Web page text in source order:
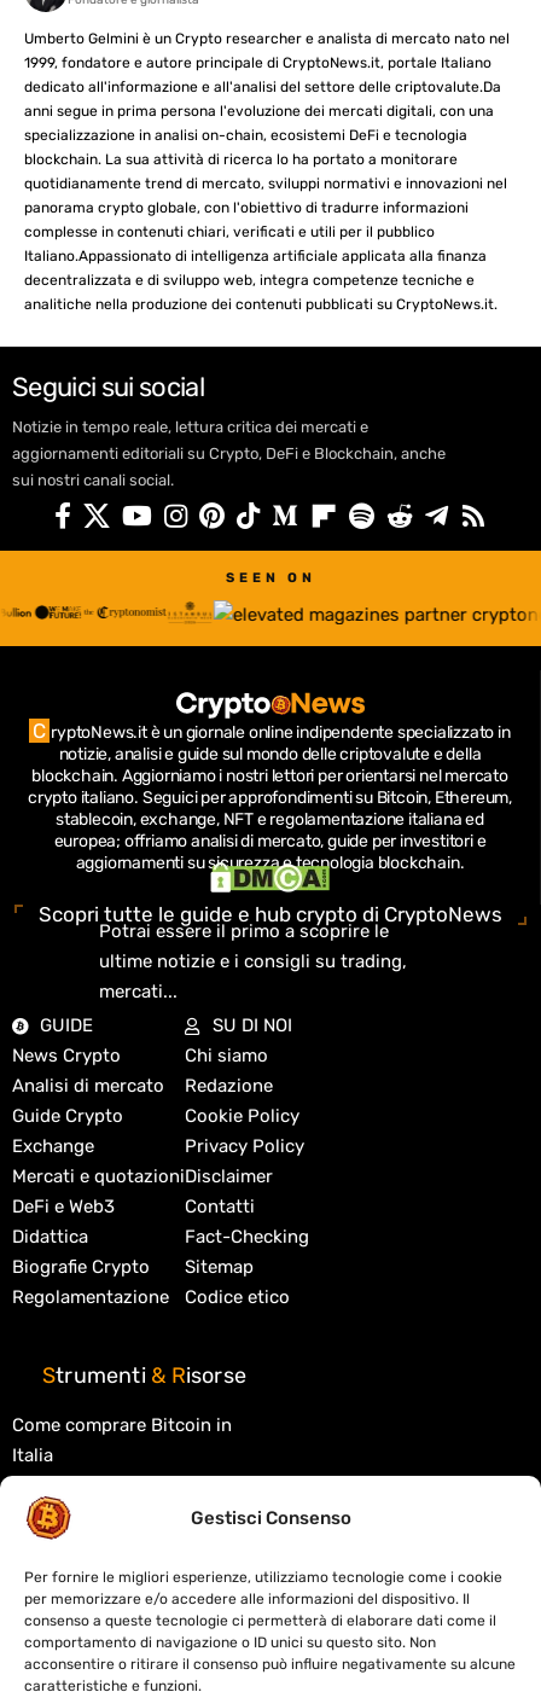
Gestisci Consenso
Per fornire le migliori esperienze, utilizziamo tecnologie come i cookie
per memorizzare e/o accedere alle informazioni del dispositivo. Il
consenso a queste tecnologie ci permetterà di elaborare dati come il
comportamento di navigazione o ID unici su questo sito. Non
acconsentire o ritirare il consenso può influire negativamente su alcune
caratteristiche e funzioni.
Umberto Gelmini è un Crypto researcher e analista di mercato nato nel
1999, fondatore e autore principale di CryptoNews.it, portale Italiano
dedicato all'informazione e all'analisi del settore delle criptovalute.Da
anni segue in prima persona l'evoluzione dei mercati digitali, con una
specializzazione in analisi on-chain, ecosistemi DeFi e tecnologia
blockchain. La sua attività di ricerca lo ha portato a monitorare
quotidianamente trend di mercato, sviluppi normativi e innovazioni nel
panorama crypto globale, con l'obiettivo di tradurre informazioni
complesse in contenuti chiari, verificati e utili per il pubblico
Italiano.Appassionato di intelligenza artificiale applicata alla finanza
decentralizzata e di sviluppo web, integra competenze tecniche e
analitiche nella produzione dei contenuti pubblicati su CryptoNews.it.
Seguici sui social
Notizie in tempo reale, lettura critica dei mercati e
aggiornamenti editoriali su Crypto, DeFi e Blockchain, anche
sui nostri canali social.
SEEN ON
C ryptoNews.it è un giornale online indipendente specializzato in
notizie, analisi e guide sul mondo delle criptovalute e della
blockchain. Aggiorniamo i nostri lettori per orientarsi nel mercato
crypto italiano. Seguici per approfondimenti su Bitcoin, Ethereum,
stablecoin, exchange, NFT e regolamentazione italiana ed
europea; offriamo analisi di mercato, guide per investitori e
aggiornamenti su sicurezza e tecnologia blockchain.
Scopri tutte le guide e hub crypto di CryptoNews
Potrai essere il primo a scoprire le
ultime notizie e i consigli su trading,
mercati...
GUIDE
News Crypto
Analisi di mercato
Guide Crypto
Exchange
Mercati e quotazioni
DeFi e Web3
Didattica
Biografie Crypto
Regolamentazione
SU DI NOI
Chi siamo
Redazione
Cookie Policy
Privacy Policy
Disclaimer
Contatti
Fact-Checking
Sitemap
Codice etico
Strumenti & Risorse
Come comprare Bitcoin in
Italia
Migliori exchange crypto
Migliori wallet crypto
Tasse criptovalute in Italia
Cos'è la blockchain
Cos'è la DeFi